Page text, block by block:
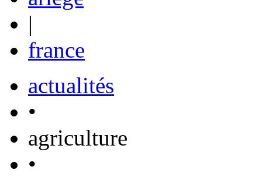
|
france
actualités
•
agriculture
•